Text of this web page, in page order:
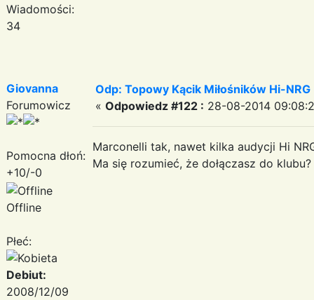
Wiadomości:
34
Giovanna
Forumowicz
Pomocna dłoń:
+10/-0
Offline
Płeć:
Debiut:
2008/12/09
Odp: Topowy Kącik Miłośników Hi-NRG
« Odpowiedz #122 : 28-08-2014
Marconelli tak, nawet kilka audycji Hi
Ma się rozumieć, że dołączasz do klubu?